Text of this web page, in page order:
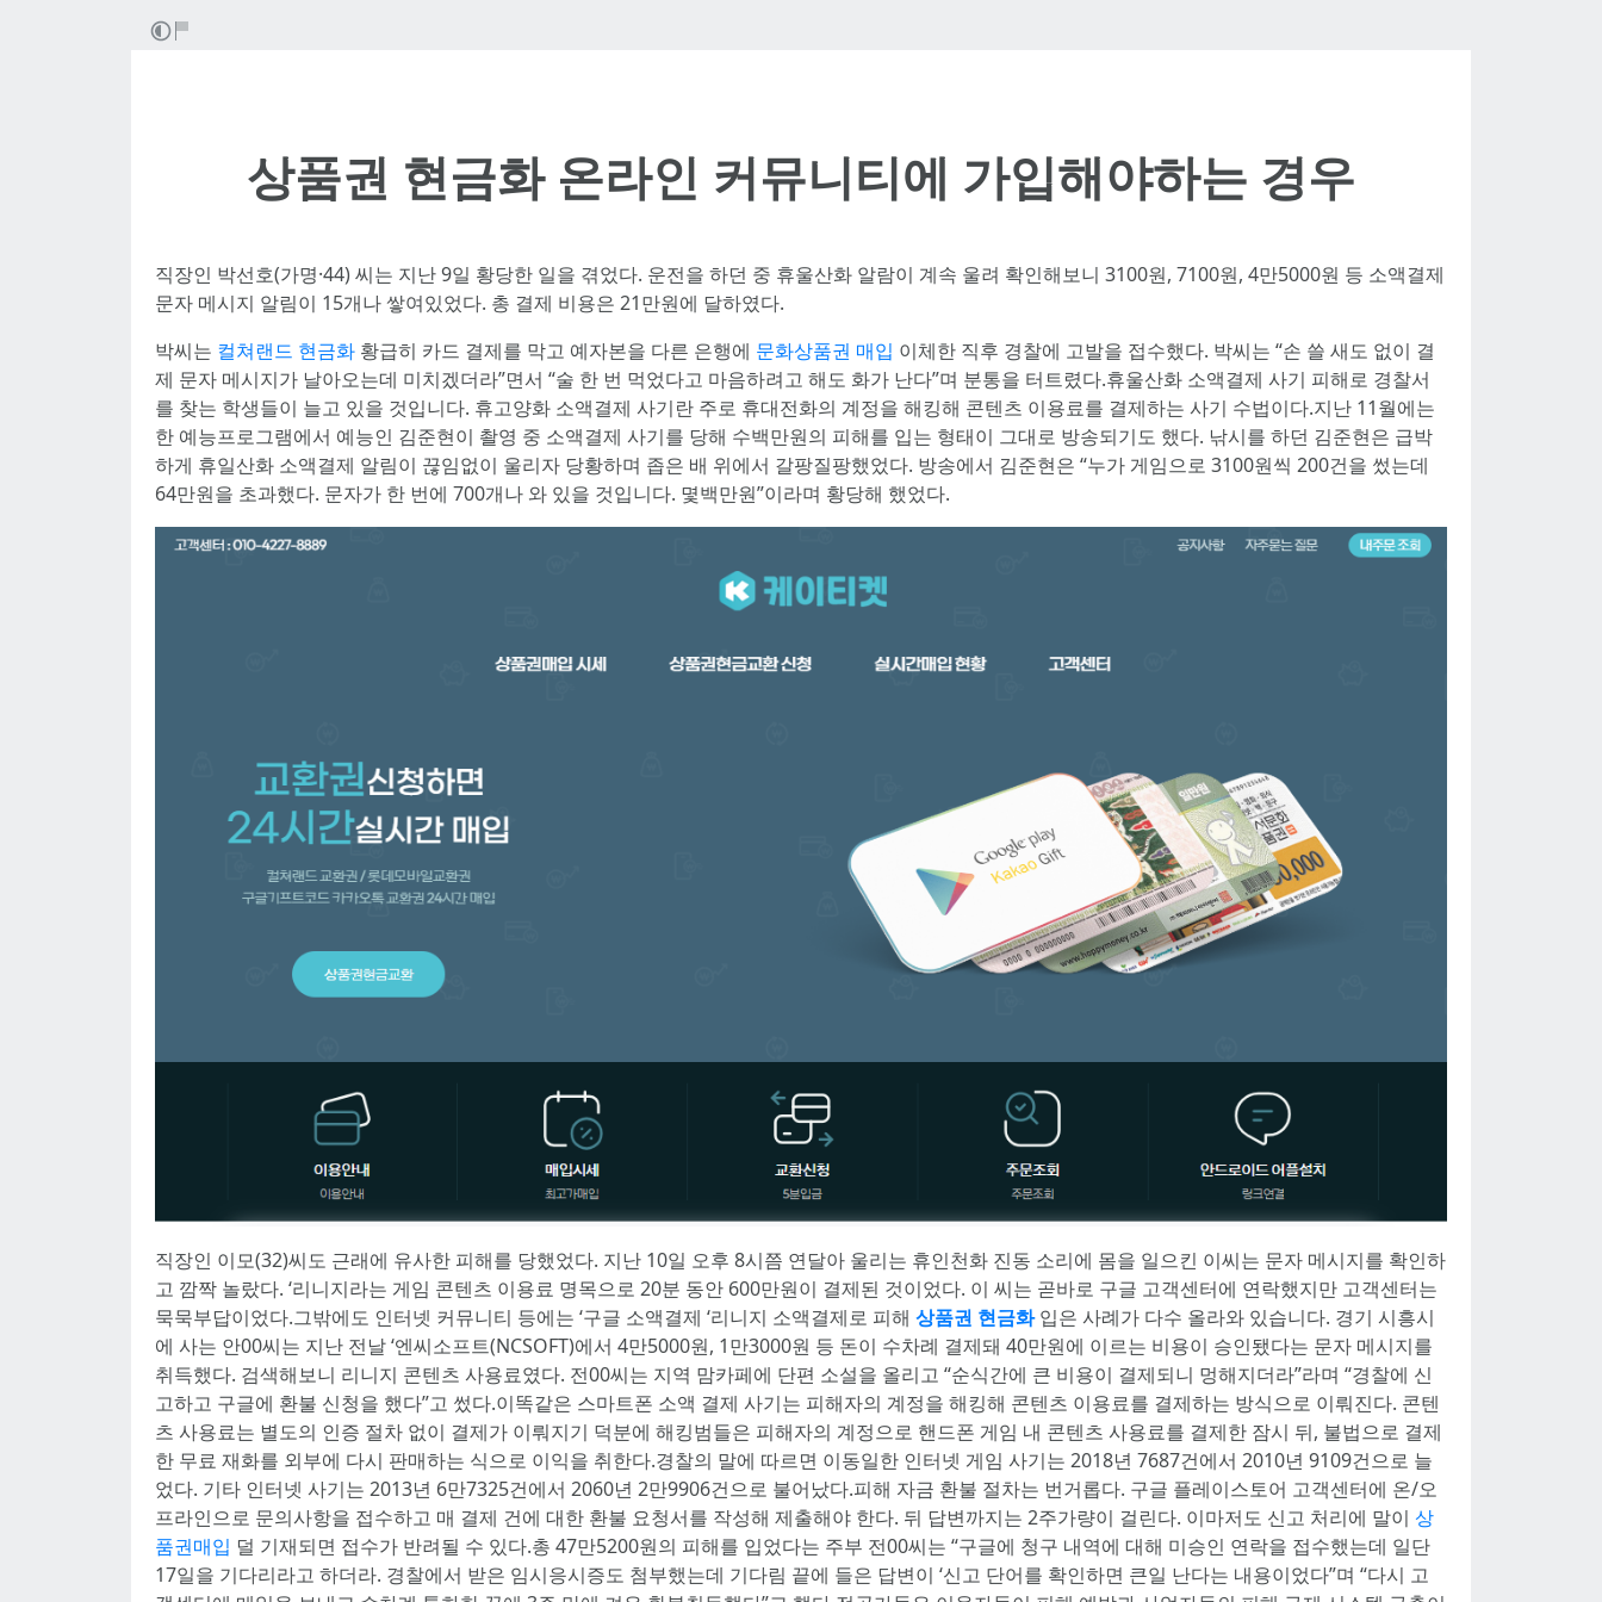
상품권 현금화 온라인 커뮤니티에 가입해야하는 경우
직장인 박선호(가명·44) 씨는 지난 9일 황당한 일을 겪었다. 운전을 하던 중 휴울산화 알람이 계속 울려 확인해보니 3100원, 7100원, 4만5000원 등 소액결제
문자 메시지 알림이 15개나 쌓여있었다. 총 결제 비용은 21만원에 달하였다.
박씨는 컬쳐랜드 현금화 황급히 카드 결제를 막고 예자본을 다른 은행에 문화상품권 매입 이체한 직후 경찰에 고발을 접수했다. 박씨는 “손 쓸 새도 없이 결
제 문자 메시지가 날아오는데 미치겠더라”면서 “술 한 번 먹었다고 마음하려고 해도 화가 난다”며 분통을 터트렸다.휴울산화 소액결제 사기 피해로 경찰서
를 찾는 학생들이 늘고 있을 것입니다. 휴고양화 소액결제 사기란 주로 휴대전화의 계정을 해킹해 콘텐츠 이용료를 결제하는 사기 수법이다.지난 11월에는
한 예능프로그램에서 예능인 김준현이 촬영 중 소액결제 사기를 당해 수백만원의 피해를 입는 형태이 그대로 방송되기도 했다. 낚시를 하던 김준현은 급박
하게 휴일산화 소액결제 알림이 끊임없이 울리자 당황하며 좁은 배 위에서 갈팡질팡했었다. 방송에서 김준현은 “누가 게임으로 3100원씩 200건을 썼는데
64만원을 초과했다. 문자가 한 번에 700개나 와 있을 것입니다. 몇백만원”이라며 황당해 했었다.
직장인 이모(32)씨도 근래에 유사한 피해를 당했었다. 지난 10일 오후 8시쯤 연달아 울리는 휴인천화 진동 소리에 몸을 일으킨 이씨는 문자 메시지를 확인하
고 깜짝 놀랐다. ‘리니지라는 게임 콘텐츠 이용료 명목으로 20분 동안 600만원이 결제된 것이었다. 이 씨는 곧바로 구글 고객센터에 연락했지만 고객센터는
묵묵부답이었다.그밖에도 인터넷 커뮤니티 등에는 ‘구글 소액결제 ‘리니지 소액결제로 피해 상품권 현금화입은 사례가 다수 올라와 있습니다. 경기 시흥시
에 사는 안00씨는 지난 전날 ‘엔씨소프트(NCSOFT)에서 4만5000원, 1만3000원 등 돈이 수차례 결제돼 40만원에 이르는 비용이 승인됐다는 문자 메시지를
취득했다. 검색해보니 리니지 콘텐츠 사용료였다. 전00씨는 지역 맘카페에 단편 소설을 올리고 “순식간에 큰 비용이 결제되니 멍해지더라”라며 “경찰에 신
고하고 구글에 환불 신청을 했다”고 썼다.이똑같은 스마트폰 소액 결제 사기는 피해자의 계정을 해킹해 콘텐츠 이용료를 결제하는 방식으로 이뤄진다. 콘텐
츠 사용료는 별도의 인증 절차 없이 결제가 이뤄지기 덕분에 해킹범들은 피해자의 계정으로 핸드폰 게임 내 콘텐츠 사용료를 결제한 잠시 뒤, 불법으로 결제
한 무료 재화를 외부에 다시 판매하는 식으로 이익을 취한다.경찰의 말에 따르면 이동일한 인터넷 게임 사기는 2018년 7687건에서 2010년 9109건으로 늘
었다. 기타 인터넷 사기는 2013년 6만7325건에서 2060년 2만9906건으로 불어났다.피해 자금 환불 절차는 번거롭다. 구글 플레이스토어 고객센터에 온/오
프라인으로 문의사항을 접수하고 매 결제 건에 대한 환불 요청서를 작성해 제출해야 한다. 뒤 답변까지는 2주가량이 걸린다. 이마저도 신고 처리에 말이 상
품권매입 덜 기재되면 접수가 반려될 수 있다.총 47만5200원의 피해를 입었다는 주부 전00씨는 “구글에 청구 내역에 대해 미승인 연락을 접수했는데 일단
17일을 기다리라고 하더라. 경찰에서 받은 임시응시증도 첨부했는데 기다림 끝에 들은 답변이 ‘신고 단어를 확인하면 큰일 난다는 내용이었다”며 “다시 고